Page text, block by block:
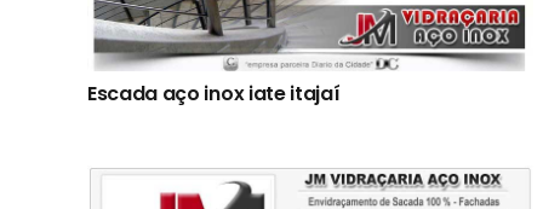
Escada aço inox iate itajaí